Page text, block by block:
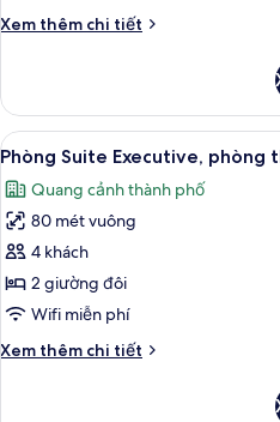
Xem thêm chi tiết
Chi
Phòng
Suite
Presidential
Xem
tất
cả
ảnh
Phòng
Suite
Executive,
thông
10
Phòng Suite Executive, phòng
Quang cảnh thành phố
80 mét vuông
4 khách
2 giường đôi
Wifi miễn phí
Xem thêm chi tiết
Chi